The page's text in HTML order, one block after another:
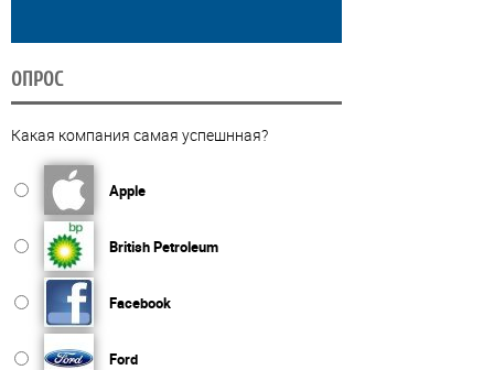
ОПРОС
Какая компания самая успешнная?
Apple
British Petroleum
Facebook
Ford